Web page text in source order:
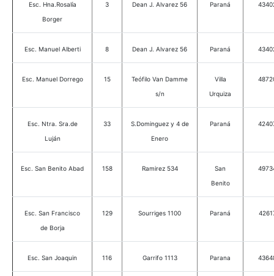
Esc. Hna.Rosalía
Borger
3 Dean J. Alvarez 56 Paraná
Esc. Manuel Alberti 8 Dean J. Alvarez 56 Paraná
Esc. Manuel Dorrego 15
Teófilo Van Damme
s/n
Villa
Urquiza
Esc. Ntra. Sra.de
Luján
33
S.Dominguez y 4 de
Enero
Paraná
Esc. San Benito Abad 158 Ramirez 534
San
Benito
Esc. San Francisco
de Borja
129 Sourriges 1100 Paraná
Esc. San Joaquin 116 Garrifo 1113 Parana